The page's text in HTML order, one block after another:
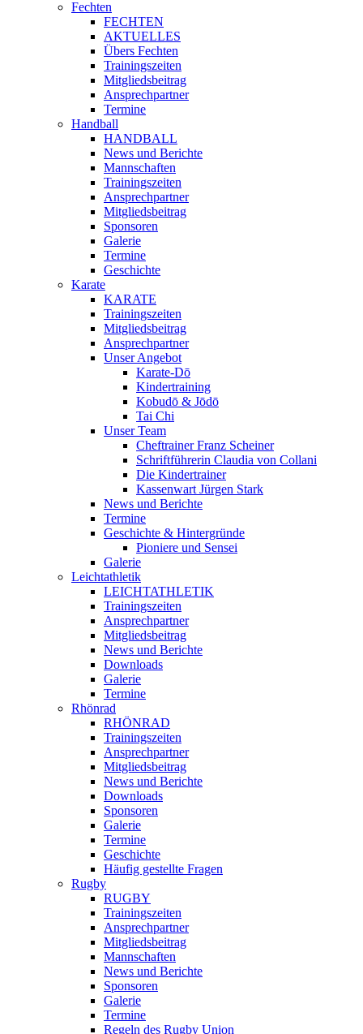
Fechten
FECHTEN
AKTUELLES
Übers Fechten
Trainingszeiten
Mitgliedsbeitrag
Ansprechpartner
Termine
Handball
HANDBALL
News und Berichte
Mannschaften
Trainingszeiten
Ansprechpartner
Mitgliedsbeitrag
Sponsoren
Galerie
Termine
Geschichte
Karate
KARATE
Trainingszeiten
Mitgliedsbeitrag
Ansprechpartner
Unser Angebot
Karate-Dō
Kindertraining
Kobudō & Jōdō
Tai Chi
Unser Team
Cheftrainer Franz Scheiner
Schriftführerin Claudia von Collani
Die Kindertrainer
Kassenwart Jürgen Stark
News und Berichte
Termine
Geschichte & Hintergründe
Pioniere und Sensei
Galerie
Leichtathletik
LEICHTATHLETIK
Trainingszeiten
Ansprechpartner
Mitgliedsbeitrag
News und Berichte
Downloads
Galerie
Termine
Rhönrad
RHÖNRAD
Trainingszeiten
Ansprechpartner
Mitgliedsbeitrag
News und Berichte
Downloads
Sponsoren
Galerie
Termine
Geschichte
Häufig gestellte Fragen
Rugby
RUGBY
Trainingszeiten
Ansprechpartner
Mitgliedsbeitrag
Mannschaften
News und Berichte
Sponsoren
Galerie
Termine
Regeln des Rugby Union